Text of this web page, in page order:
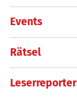
Events
Rätsel
Leserreporter